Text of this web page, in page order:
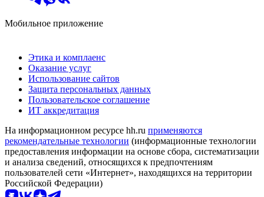
Мобильное приложение
Этика и комплаенс
Оказание услуг
Использование сайтов
Защита персональных данных
Пользовательское соглашение
ИТ аккредитация
На информационном ресурсе hh.ru применяются
рекомендательные технологии (информационные технологии
предоставления информации на основе сбора, систематизации
и анализа сведений, относящихся к предпочтениям
пользователей сети «Интернет», находящихся на территории
Российской Федерации)